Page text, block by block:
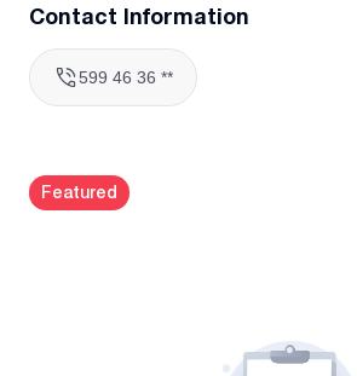
Contact Information
599 46 36 **
Featured